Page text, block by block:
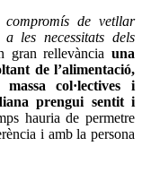
compromís de vetllar
les necessitats dels
gran rellevànciauna
de l’alimentació,
col·lectives i
prengui sentit i
hauria de permetre
i amb la persona